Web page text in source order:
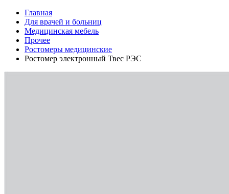
Главная
Для врачей и больниц
Медицинская мебель
Прочее
Ростомеры медицинские
Ростомер электронный Твес РЭС